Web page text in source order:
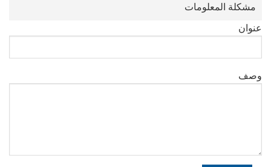
مشكلة المعلومات
عنوان
وصف